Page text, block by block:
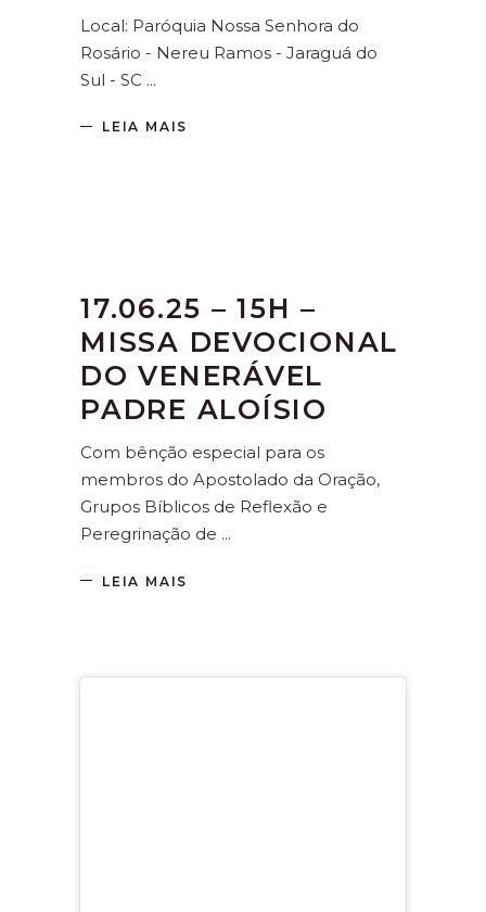
Local: Paróquia Nossa Senhora do
Rosário - Nereu Ramos - Jaraguá do
Sul - SC
LEIA MAIS
17.06.25 – 15H –
MISSA DEVOCIONAL
DO VENERÁVEL
PADRE ALOÍSIO
Com bênção especial para os
membros do Apostolado da Oração,
Grupos Bíblicos de Reflexão e
Peregrinação de
LEIA MAIS